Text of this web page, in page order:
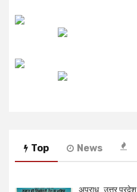
Top News
अपराध उत्तर प्रदेश